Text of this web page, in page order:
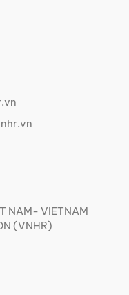
NAM- VIETNAM
(VNHR)